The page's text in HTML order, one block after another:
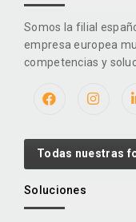
Somos la filial
empresa europea
competencias y
Todas nuestras
Soluciones